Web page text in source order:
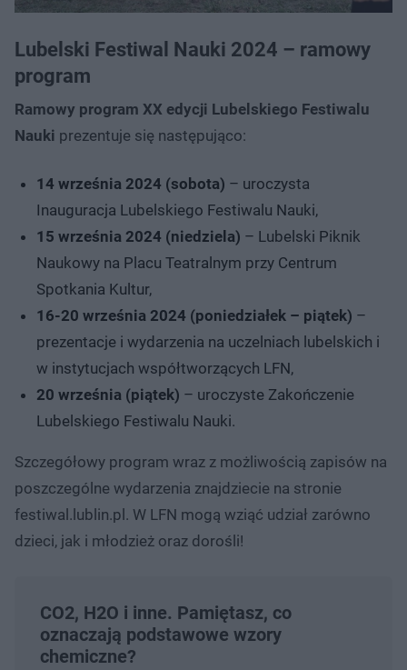
Lubelski Festiwal Nauki 2024 – ramowy
program
Ramowy program XX edycji Lubelskiego Festiwalu
Nauki prezentuje się następująco:
14 września 2024 (sobota) – uroczysta
Inauguracja Lubelskiego Festiwalu Nauki,
15 września 2024 (niedziela) – Lubelski Piknik
Naukowy na Placu Teatralnym przy Centrum
Spotkania Kultur,
16-20 września 2024 (poniedziałek – piątek) –
prezentacje i wydarzenia na uczelniach lubelskich i
w instytucjach współtworzących LFN,
20 września (piątek) – uroczyste Zakończenie
Lubelskiego Festiwalu Nauki.
Szczegółowy program wraz z możliwością zapisów na
poszczególne wydarzenia znajdziecie na stronie
festiwal.lublin.pl. W LFN mogą wziąć udział zarówno
dzieci, jak i młodzież oraz dorośli!
CO2, H2O i inne. Pamiętasz, co
oznaczają podstawowe wzory
chemiczne?